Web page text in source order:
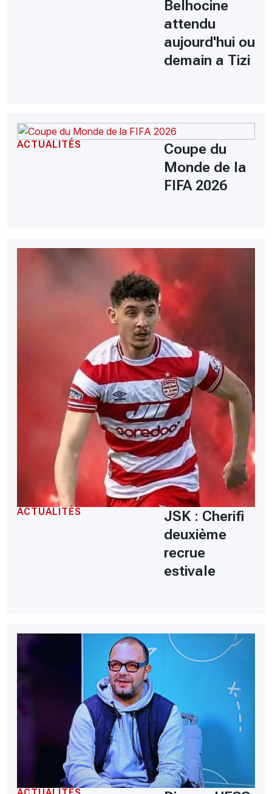
Belhocine
attendu
aujourd'hui ou
demain a Tizi
ACTUALITÉS
Coupe du
Monde de la
FIFA 2026
ACTUALITÉS
JSK : Cherifi
deuxième
recrue
estivale